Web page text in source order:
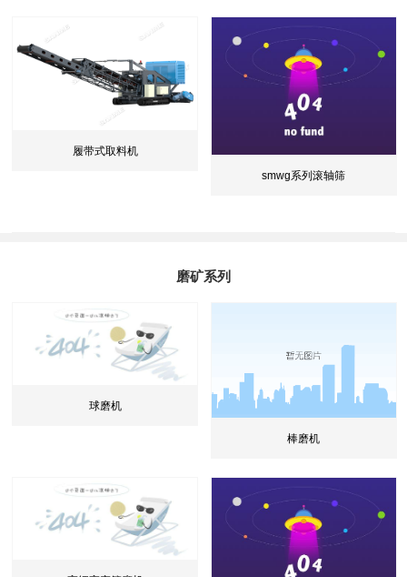
履带式取料机
smwg系列滚轴筛
磨矿系列
球磨机
棒磨机